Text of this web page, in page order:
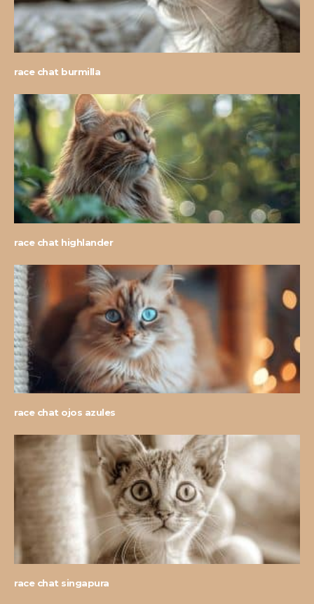
race chat burmilla
race chat highlander
race chat ojos azules
race chat singapura